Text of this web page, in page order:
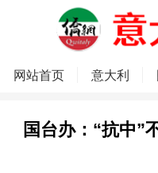
网站首页 意大利
国台办：“抗中”